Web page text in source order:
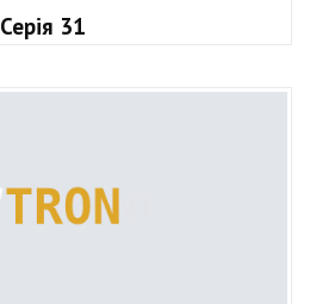
Серія 31